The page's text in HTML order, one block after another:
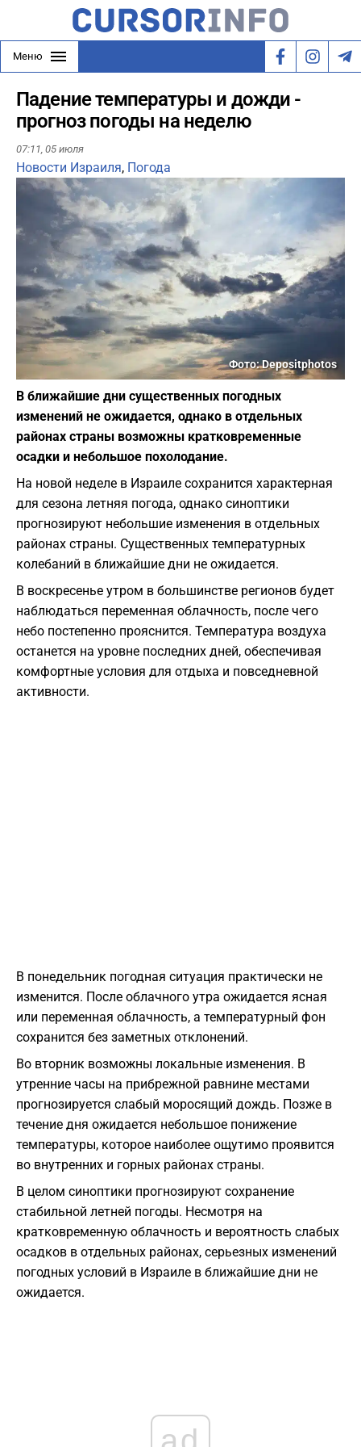
Меню
Падение температуры и дожди -
прогноз погоды на неделю
07:11, 05 июля
Новости Израиля, Погода
Фото: Depositphotos
В ближайшие дни существенных погодных
изменений не ожидается, однако в отдельных
районах страны возможны кратковременные
осадки и небольшое похолодание.
На новой неделе в Израиле сохранится характерная
для сезона летняя погода, однако синоптики
прогнозируют небольшие изменения в отдельных
районах страны. Существенных температурных
колебаний в ближайшие дни не ожидается.
В воскресенье утром в большинстве регионов будет
наблюдаться переменная облачность, после чего
небо постепенно прояснится. Температура воздуха
останется на уровне последних дней, обеспечивая
комфортные условия для отдыха и повседневной
активности.
В понедельник погодная ситуация практически не
изменится. После облачного утра ожидается ясная
или переменная облачность, а температурный фон
сохранится без заметных отклонений.
Во вторник возможны локальные изменения. В
утренние часы на прибрежной равнине местами
прогнозируется слабый моросящий дождь. Позже в
течение дня ожидается небольшое понижение
температуры, которое наиболее ощутимо проявится
во внутренних и горных районах страны.
В целом синоптики прогнозируют сохранение
стабильной летней погоды. Несмотря на
кратковременную облачность и вероятность слабых
осадков в отдельных районах, серьезных изменений
погодных условий в Израиле в ближайшие дни не
ожидается.